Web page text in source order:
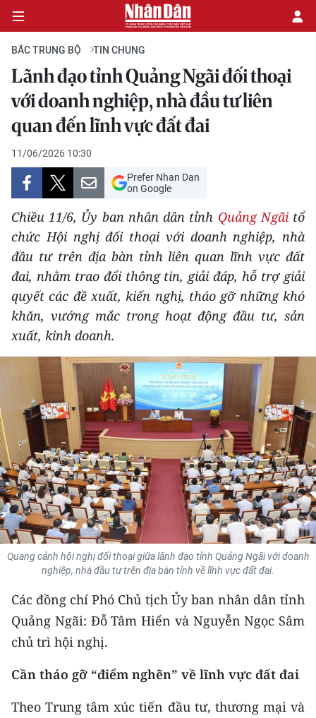
CHÍNH TRỊ
KINH TẾ
VĂN HÓA
XÃ HỘI
PHÁP LUẬT
DU LỊCH
THẾ GIỚI
THỂ THAO
GIÁO DỤC
Y TẾ
KHOA HỌC - CÔNG NGHỆ
MÔI TRƯỜNG
BẠN ĐỌC
KIỂM CHỨNG THÔNG TIN
TRI THỨC CHUYÊN SÂU
54 DÂN TỘC VIỆT NAM
CHƯƠNG TRÌNH OCOP - MỖI XÃ
RADIO
BẮC TRUNG BỘ TIN CHUNG
Lãnh đạo tỉnh Quảng Ngãi đối thoại
với doanh nghiệp, nhà đầu tư liên
quan đến lĩnh vực đất đai
11/06/2026 10:30
Prefer Nhan Dan
on Google
Chiều 11/6, Ủy ban nhân dân tỉnh Quảng Ngãitổ
chức Hội nghị đối thoại với doanh nghiệp, nhà
đầu tư trên địa bàn tỉnh liên quan lĩnh vực đất
đai, nhằm trao đổi thông tin, giải đáp, hỗ trợ giải
quyết các đề xuất, kiến nghị, tháo gỡ những khó
khăn, vướng mắc trong hoạt động đầu tư, sản
xuất, kinh doanh.
Quang cảnh hội nghị đối thoại giữa lãnh đạo tỉnh Quảng Ngãi với doanh
nghiệp, nhà đầu tư trên địa bàn tỉnh về lĩnh vực đất đai.
Các đồng chí Phó Chủ tịch Ủy ban nhân dân tỉnh
Quảng Ngãi: Đỗ Tâm Hiển và Nguyễn Ngọc Sâm
chủ trì hội nghị.
Cần tháo gỡ “điểm nghẽn” về lĩnh vực đất đai
Theo Trung tâm xúc tiến đầu tư, thương mại và